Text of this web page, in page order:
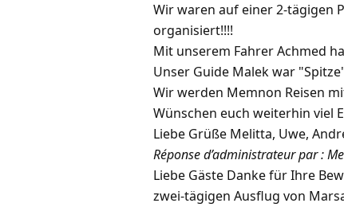
Wir waren auf einer 2-tägigen
organisiert!!!!
Mit unserem Fahrer Achmed
Unser Guide Malek war
Wir werden Memnon Reisen
Wünschen euch weiterhin viel
Liebe Grüße Melitta, Uwe,
Réponse d’administrateur par :
Liebe Gäste Danke für Ihre
zwei-tägigen Ausflug von